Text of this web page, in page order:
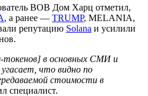
BOB Дом Харц отметил,
, а ранее — TRUMP, MELANIA,
репутацию Solana и усилили
токенов] в основных СМИ и
что видно по
стоимости в
специалист.